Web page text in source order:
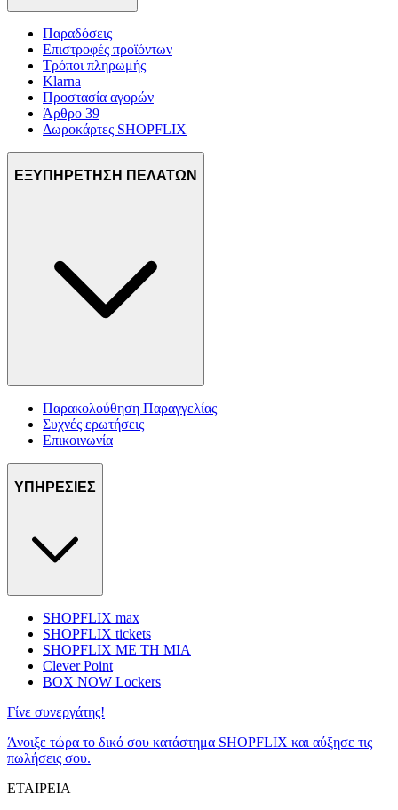
Παραδόσεις
Επιστροφές προϊόντων
Τρόποι πληρωμής
Klarna
Προστασία αγορών
Άρθρο 39
Δωροκάρτες SHOPFLIX
ΕΞΥΠΗΡΕΤΗΣΗ ΠΕΛΑΤΩΝ
Παρακολούθηση Παραγγελίας
Συχνές ερωτήσεις
Επικοινωνία
ΥΠΗΡΕΣΙΕΣ
SHOPFLIX max
SHOPFLIX tickets
SHOPFLIX ΜΕ ΤΗ ΜΙΑ
Clever Point
BOX NOW Lockers
Γίνε συνεργάτης!
Άνοιξε τώρα το δικό σου κατάστημα SHOPFLIX και αύξησε τις
πωλήσεις σου.
ΕΤΑΙΡΕΙΑ